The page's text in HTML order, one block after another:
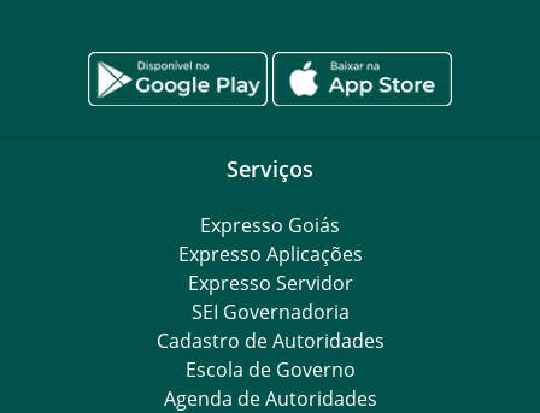
Serviços
Expresso Goiás
Expresso Aplicações
Expresso Servidor
SEI Governadoria
Cadastro de Autoridades
Escola de Governo
Agenda de Autoridades